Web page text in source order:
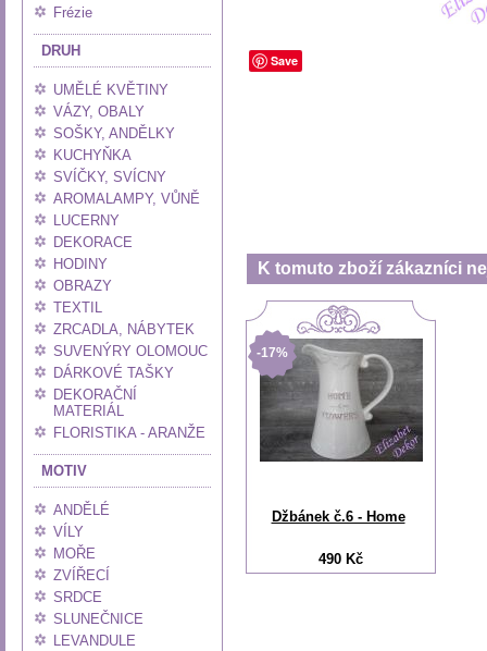
Frézie
DRUH
UMĚLÉ KVĚTINY
VÁZY, OBALY
SOŠKY, ANDĚLKY
KUCHYŇKA
SVÍČKY, SVÍCNY
AROMALAMPY, VŮNĚ
LUCERNY
DEKORACE
HODINY
OBRAZY
TEXTIL
ZRCADLA, NÁBYTEK
SUVENÝRY OLOMOUC
DÁRKOVÉ TAŠKY
DEKORAČNÍ
MATERIÁL
FLORISTIKA - ARANŽE
MOTIV
ANDĚLÉ
VÍLY
MOŘE
ZVÍŘECÍ
SRDCE
SLUNEČNICE
LEVANDULE
Save
K tomuto zboží zákazníci
-17%
Džbánek č.6 - Home
490 Kč